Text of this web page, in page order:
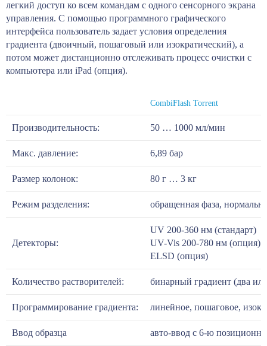
легкий доступ ко всем командам с одного сенсорного экрана
управления. С помощью программного графического
интерфейса пользователь задает условия определения
градиента (двоичный, пошаговый или изократический), а
потом может дистанционно отслеживать процесс очистки с
компьютера или iPad (опция).
CombiFlash Torrent
Производительность: 50 … 1000 мл/мин
Макс. давление: 6,89 бар
Размер колонок: 80 г … 3 кг
Режим разделения: обращенная фаза,
Детекторы:
UV 200-360 нм (стандарт)
UV-Vis 200-780 нм (опция)
ELSD (опция)
Количество растворителей: бинарный градиент (два
Программирование градиента: линейное, пошаговое,
Ввод образца авто-ввод с 6-ю